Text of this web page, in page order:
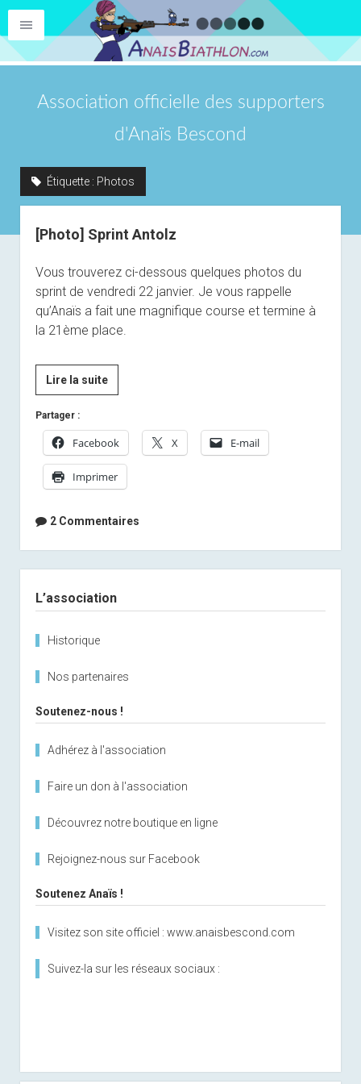
Association officielle des supporters
d'Anaïs Bescond
Étiquette : Photos
[Photo] Sprint Antolz
Vous trouverez ci-dessous quelques photos du
sprint de vendredi 22 janvier. Je vous rappelle
qu’Anaïs a fait une magnifique course et termine à
la 21ème place.
Lire la suite[Photo]
Sprint
Partager :
Facebook X E-mail
Imprimer
2 Commentaires
L’association
Historique
Nos partenaires
Soutenez-nous !
Adhérez à l'association
Faire un don à l'association
Découvrez notre boutique en ligne
Rejoignez-nous sur Facebook
Soutenez Anaïs !
Visitez son site officiel : www.anaisbescond.com
Suivez-la sur les réseaux sociaux :